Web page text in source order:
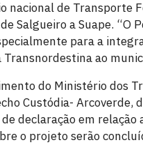
nacional de Transporte
Salgueiro a Suape. “O
para a
ao
do Ministério dos
Custódia- Arcoverde,
declaração em
o projeto serão